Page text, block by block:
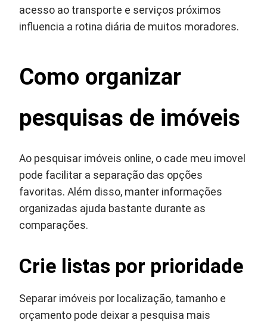
acesso ao transporte e serviços próximos
influencia a rotina diária de muitos moradores.
Como organizar
pesquisas de imóveis
Ao pesquisar imóveis online, o cade meu imovel
pode facilitar a separação das opções
favoritas. Além disso, manter informações
organizadas ajuda bastante durante as
comparações.
Crie listas por prioridade
Separar imóveis por localização, tamanho e
orçamento pode deixar a pesquisa mais